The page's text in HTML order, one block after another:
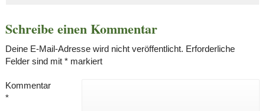
Schreibe einen Kommentar
Deine E-Mail-Adresse wird nicht veröffentlicht. Erforderliche
Felder sind mit *markiert
Kommentar
*